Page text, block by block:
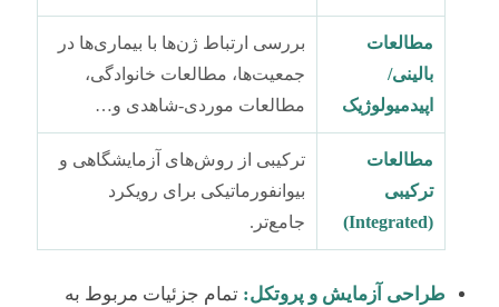
مطالعات
بالینی/
اپیدمیولوژیک
بررسی ارتباط ژن‌ها با بیماری‌ها در
جمعیت‌ها، مطالعات خانوادگی،
مطالعات موردی-شاهدی و…
مطالعات
ترکیبی
(Integrated)
ترکیبی از روش‌های آزمایشگاهی و
بیوانفورماتیکی برای رویکرد
جامع‌تر.
طراحی آزمایش و پروتکل: تمام جزئیات مربوط به